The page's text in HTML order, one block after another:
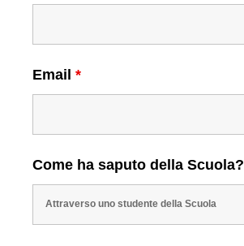
Email *
Come ha saputo della Scuola?